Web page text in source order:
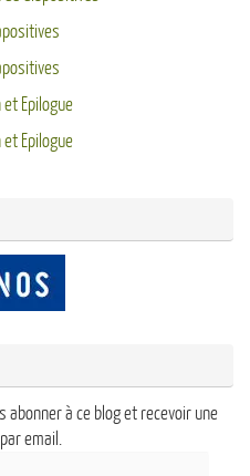
Epilogue
Epilogue
abonner à ce blog et recevoir une
email.